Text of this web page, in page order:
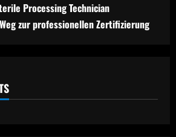
Processing Technician
zur professionellen Zertifizierung